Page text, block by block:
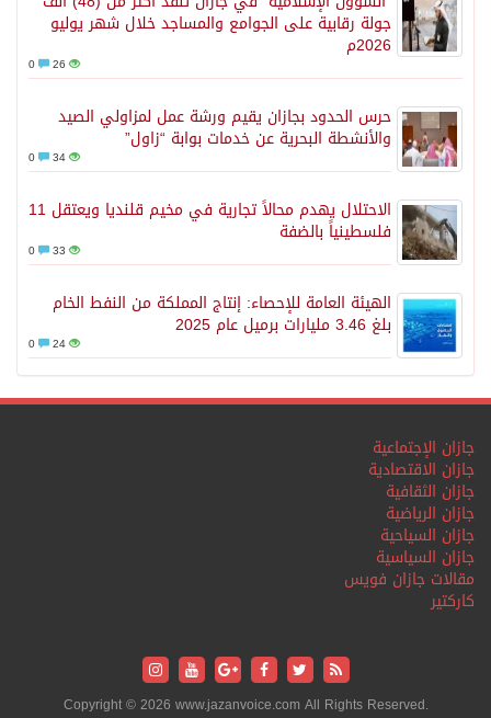
جولة رقابية على الجوامع والمساجد خلال شهر يوليو
2026م
26
حرس الحدود بجازان يقيم ورشة عمل لمزاولي الصيد
والأنشطة البحرية عن خدمات بوابة “زاول”
34
الاحتلال يهدم محالاً تجارية في مخيم قلنديا ويعتقل 11
فلسطينياً بالضفة
33
الهيئة العامة للإحصاء: إنتاج المملكة من النفط الخام
بلغ 3.46 مليارات برميل عام 2025
24
جازان الإجتماعية
جازان الاقتصادية
جازان الثقافية
جازان الرياضية
جازان السياحية
جازان السياسية
مقالات جازان فويس
كاركتير
Copyright © 2026 www.jazanvoice.com All Rights Reserved.